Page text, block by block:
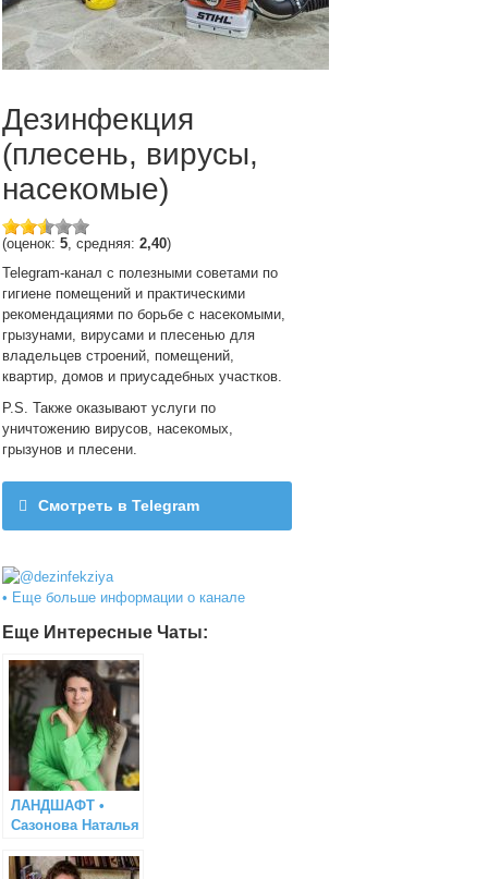
Дезинфекция
(плесень, вирусы,
насекомые)
(оценок:5, средняя:2,40)
Telegram-канал с полезными советами по
гигиене помещений и практическими
рекомендациями по борьбе с насекомыми,
грызунами, вирусами и плесенью для
владельцев строений, помещений,
квартир, домов и приусадебных участков.
P.S. Также оказывают услуги по
уничтожению вирусов, насекомых,
грызунов и плесени.
Смотреть в Telegram
• Еще больше информации о канале
Еще Интересные Чаты:
ЛАНДШАФТ •
Сазонова Наталья